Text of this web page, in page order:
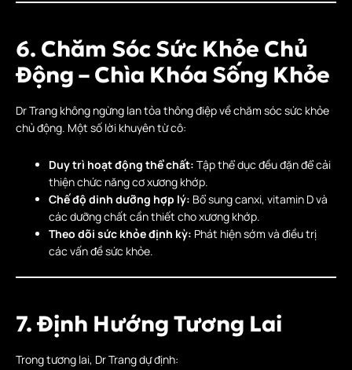
6. Chăm Sóc Sức Khỏe Chủ
Động – Chìa Khóa Sống Khỏe
Dr Trang không ngừng lan tỏa thông điệp về chăm sóc sức khỏe
chủ động. Một số lời khuyên từ cô:
Duy trì hoạt động thể chất: Tập thể dục đều đặn để cải
thiện chức năng cơ xương khớp.
Chế độ dinh dưỡng hợp lý: Bổ sung canxi, vitamin D và
các dưỡng chất cần thiết cho xương khớp.
Theo dõi sức khỏe định kỳ: Phát hiện sớm và điều trị
các vấn đề sức khỏe.
7. Định Hướng Tương Lai
Trong tương lai, Dr Trang dự định: